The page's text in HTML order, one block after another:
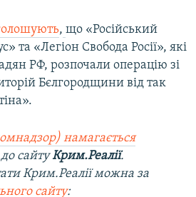
, що «Російський
та «Легіон Свобода Росії», які
РФ, розпочали операцію зі
Бєлгородщини від так
намагається
сайтуКрим.Реалії.
Крим.Реалії можна за
сайту: